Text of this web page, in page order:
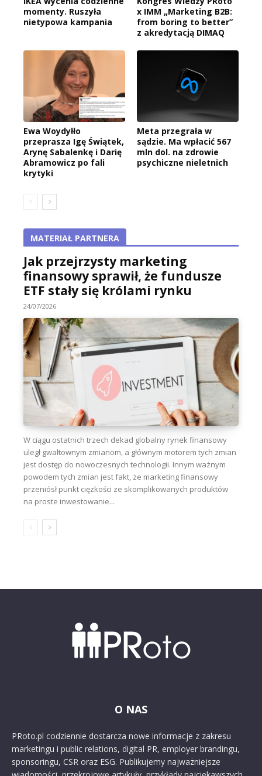
momenty. Ruszyła
nietypowa kampania
x IMM „Marketing B2B:
from boring to better”
z akredytacją DIMAQ
Ewa Woydyłło
przeprasza Igę Świątek,
Arynę Sabalenkę i Darię
Abramowicz po fali
krytyki
Meta przegrała w
sądzie. Ma wpłacić 567
mln dol. na zdrowie
psychiczne nieletnich
MATERIAŁ PARTNERA
Jak przejrzysty marketing
finansowy sprawił, że fundusze
ETF stały się królami rynku
24/07/2026
W ciągu ostatnich trzech dekad globalny rynek finansowy
uległ gwałtownym zmianom, a głównym motorem tych zmian
jest dostęp do nowoczesnych technologii. Innym ważnym
powodem tych zmian jest fakt, że marketing finansowy
przeniósł punkt ciężkości ze skomplikowanych produktów
na proste inwestowanie...
O NAS
PRoto.pl codziennie dostarcza nowe informacje z zakresu
marketingu i public relations, digital PR, employer brandingu,
sponsoringu, CSR oraz ESG. Publikujemy najważniejsze